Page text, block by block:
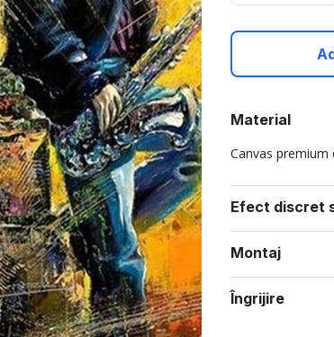
Material
Canvas premium
Efect discret
Montaj
Îngrijire